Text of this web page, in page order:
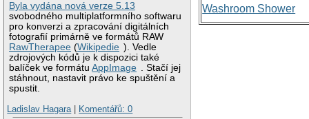
Byla vydána nová verze 5.13
svobodného multiplatformního softwaru
pro konverzi a zpracování digitálních
fotografií primárně ve formátů RAW
RawTherapee (Wikipedie ). Vedle
zdrojových kódů je k dispozici také
balíček ve formátuAppImage . Stačí jej
stáhnout, nastavit právo ke spuštění a
spustit.
Ladislav Hagara
Komentářů: 0
Washroom Shower